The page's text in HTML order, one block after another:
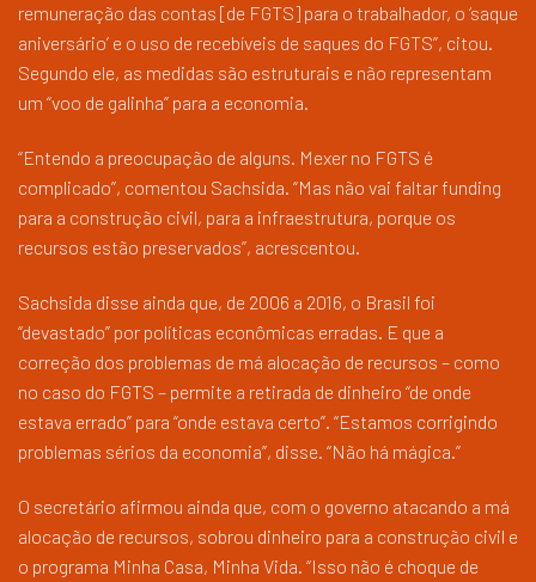
remuneração das contas [de FGTS] para o trabalhador, o ‘saque
aniversário’ e o uso de recebíveis de saques do FGTS”, citou.
Segundo ele, as medidas são estruturais e não representam
um “voo de galinha” para a economia.
“Entendo a preocupação de alguns. Mexer no FGTS é
complicado”, comentou Sachsida. “Mas não vai faltar funding
para a construção civil, para a infraestrutura, porque os
recursos estão preservados”, acrescentou.
Sachsida disse ainda que, de 2006 a 2016, o Brasil foi
“devastado” por políticas econômicas erradas. E que a
correção dos problemas de má alocação de recursos – como
no caso do FGTS – permite a retirada de dinheiro “de onde
estava errado” para “onde estava certo”. “Estamos corrigindo
problemas sérios da economia”, disse. “Não há mágica.”
O secretário afirmou ainda que, com o governo atacando a má
alocação de recursos, sobrou dinheiro para a construção civil e
o programa Minha Casa, Minha Vida. “Isso não é choque de